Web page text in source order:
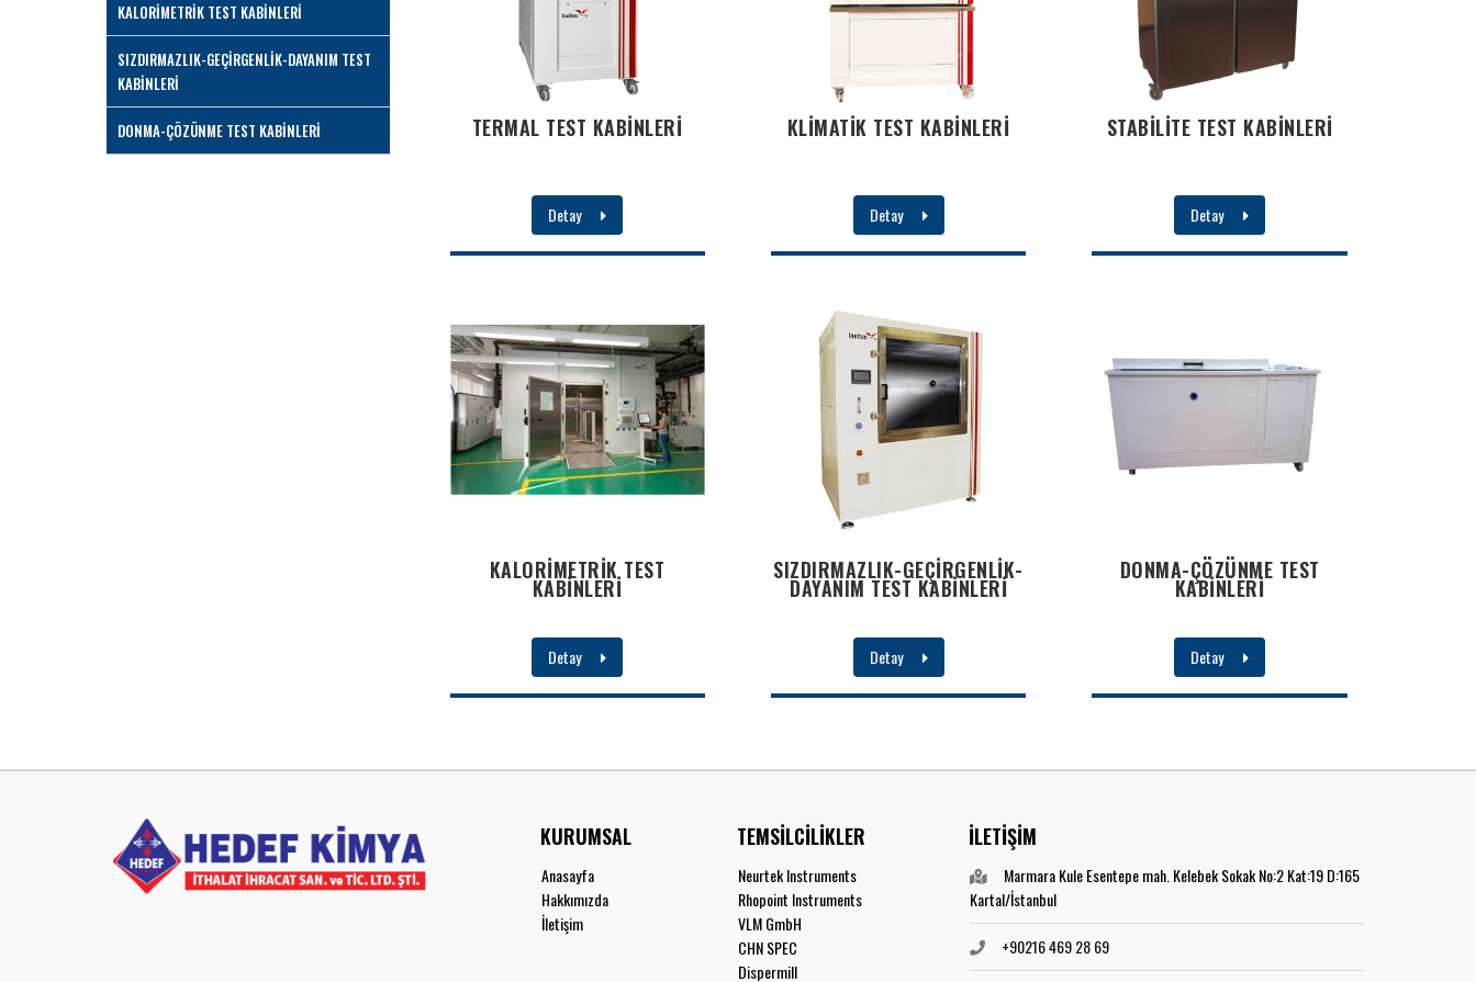
KALORİMETRİK TEST KABİNLERİ
SIZDIRMAZLIK-GEÇİRGENLİK-DAYANIM TEST
KABİNLERİ
DONMA-ÇÖZÜNME TEST KABİNLERİ TERMAL TEST KABİNLERİ
Detay
KLİMATİK TEST KABİNLERİ
Detay
STABİLİTE TEST KABİNLERİ
Detay
KALORİMETRİK TEST
KABİNLERİ
Detay
SIZDIRMAZLIK-GEÇİRGENLİK-
DAYANIM TEST KABİNLERİ
Detay
DONMA-ÇÖZÜNME TEST
KABİNLERİ
Detay
KURUMSAL
Anasayfa
Hakkımızda
İletişim
TEMSİLCİLİKLER
Neurtek Instruments
Rhopoint Instruments
VLM GmbH
CHN SPEC
Dispermill
İLETİŞİM
Marmara Kule Esentepe mah. Kelebek Sokak No:2 Kat:19 D:165
Kartal/İstanbul
+90216 469 28 69